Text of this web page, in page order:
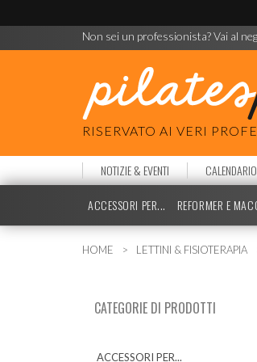
Non sei un professionista? Vai al
RISERVATO AI VERI
NOTIZIE & EVENTI
ACCESSORI PER... REFORMER E
HOME LETTINI & FISIOTERAPIA
CATEGORIE DI PRODOTTI
ACCESSORI PER...